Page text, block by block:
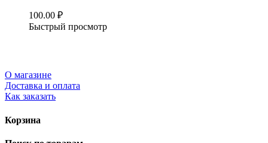
100.00 ₽
Быстрый просмотр
О магазине
Доставка и оплата
Как заказать
Корзина